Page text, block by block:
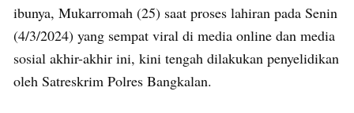
ibunya, Mukarromah (25) saat proses lahiran pada Senin
(4/3/2024) yang sempat viral di media online dan media
sosial akhir-akhir ini, kini tengah dilakukan penyelidikan
oleh Satreskrim Polres Bangkalan.